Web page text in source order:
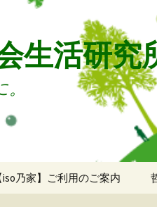
生活研究
iso乃家】ご利用のご案内